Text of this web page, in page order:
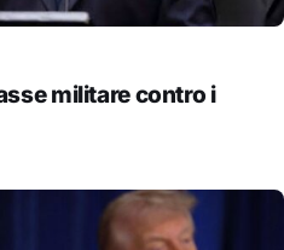
militare contro i